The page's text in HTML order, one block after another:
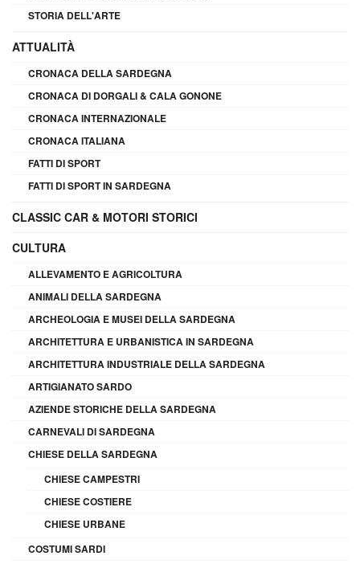
STORIA DELL'ARTE
ATTUALITÀ
CRONACA DELLA SARDEGNA
CRONACA DI DORGALI & CALA GONONE
CRONACA INTERNAZIONALE
CRONACA ITALIANA
FATTI DI SPORT
FATTI DI SPORT IN SARDEGNA
CLASSIC CAR & MOTORI STORICI
CULTURA
ALLEVAMENTO E AGRICOLTURA
ANIMALI DELLA SARDEGNA
ARCHEOLOGIA E MUSEI DELLA SARDEGNA
ARCHITETTURA E URBANISTICA IN SARDEGNA
ARCHITETTURA INDUSTRIALE DELLA SARDEGNA
ARTIGIANATO SARDO
AZIENDE STORICHE DELLA SARDEGNA
CARNEVALI DI SARDEGNA
CHIESE DELLA SARDEGNA
CHIESE CAMPESTRI
CHIESE COSTIERE
CHIESE URBANE
COSTUMI SARDI